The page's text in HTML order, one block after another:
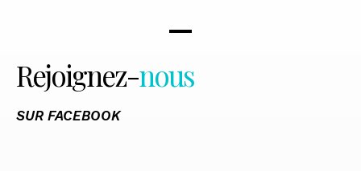
Rejoignez-nous
SUR FACEBOOK